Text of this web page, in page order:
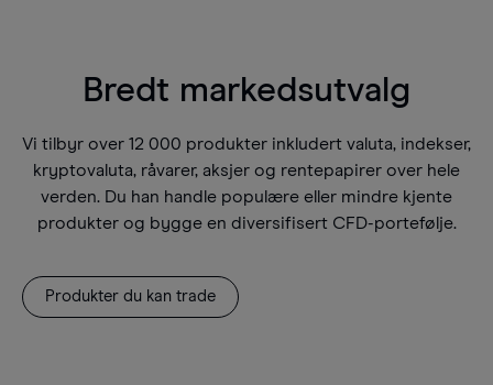
Bredt markedsutvalg
Vi tilbyr over 12 000 produkter inkludert valuta, indekser,
kryptovaluta, råvarer, aksjer og rentepapirer over hele
verden. Du han handle populære eller mindre kjente
produkter og bygge en diversifisert CFD-portefølje.
Produkter du kan trade